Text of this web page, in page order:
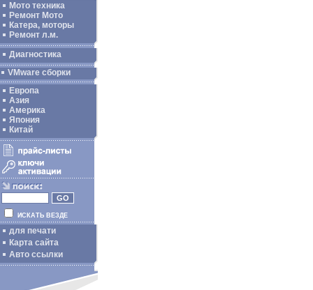
Мото техника
Ремонт Мото
Катера, моторы
Ремонт л.м.
Диагностика
VMware сборки
Европа
Азия
Америка
Япония
Китай
ИСКАТЬ ВЕЗДЕ
для печати
Карта сайта
Авто ссылки